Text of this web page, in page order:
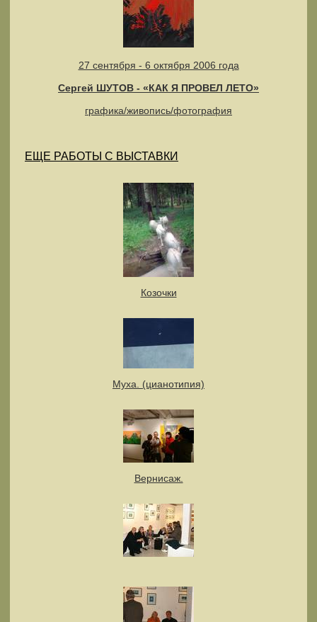
27 сентября - 6 октября 2006 года
Cергей ШУТОВ - «КАК Я ПРОВЕЛ ЛЕТО»
графика/живопись/фотография
ЕЩЕ РАБОТЫ С ВЫСТАВКИ
Козочки
Муха. (цианотипия)
Вернисаж.